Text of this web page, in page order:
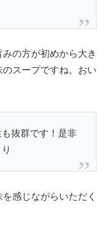
の方が初めから大き
スープですね。おい
抜群です！是非
感じながらいただく